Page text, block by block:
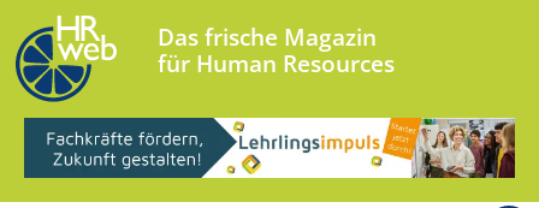
Das frische Magazin
für Human Resources